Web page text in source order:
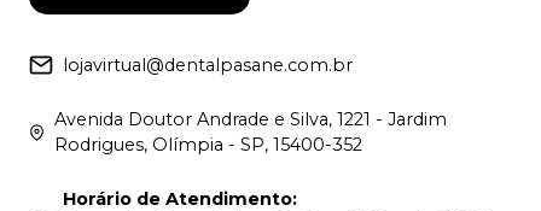
lojavirtual@dentalpasane.com.br
Avenida Doutor Andrade e Silva, 1221 - Jardim
Rodrigues, Olímpia - SP, 15400-352
Horário de Atendimento: